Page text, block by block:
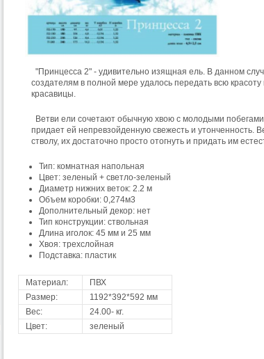
"Принцесса 2" - удивительно изящная ель. В данном
создателям в полной мере удалось передать всю красоту
красавицы.
Ветви ели сочетают обычную хвою с молодыми побегами
придает ей непревзойденную свежесть и утонченность.
стволу, их достаточно просто отогнуть и придать им
Тип: комнатная напольная
Цвет: зеленый + светло-зеленый
Диаметр нижних веток: 2.2 м
Объем коробки: 0,274м3
Дополнительный декор: нет
Тип конструкции: ствольная
Длина иголок: 45 мм и 25 мм
Хвоя: трехслойная
Подставка: пластик
Материал:
ПВХ
Размер:
1192*392*592 мм
Вес:
24.00- кг.
Цвет:
зеленый